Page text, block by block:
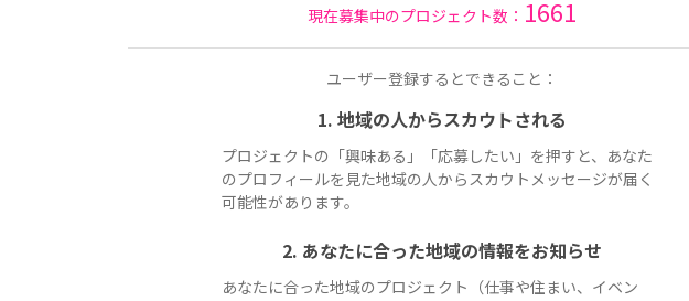
現在募集中のプロジェクト数： 1661
ユーザー登録するとできること：
1. 地域の人からスカウトされる
プロジェクトの「興味ある」「応募したい」を押すと、あなた
のプロフィールを見た地域の人からスカウトメッセージが届く
可能性があります。
2. あなたに合った地域の情報をお知らせ
あなたに合った地域のプロジェクト（仕事や住まい、イベン